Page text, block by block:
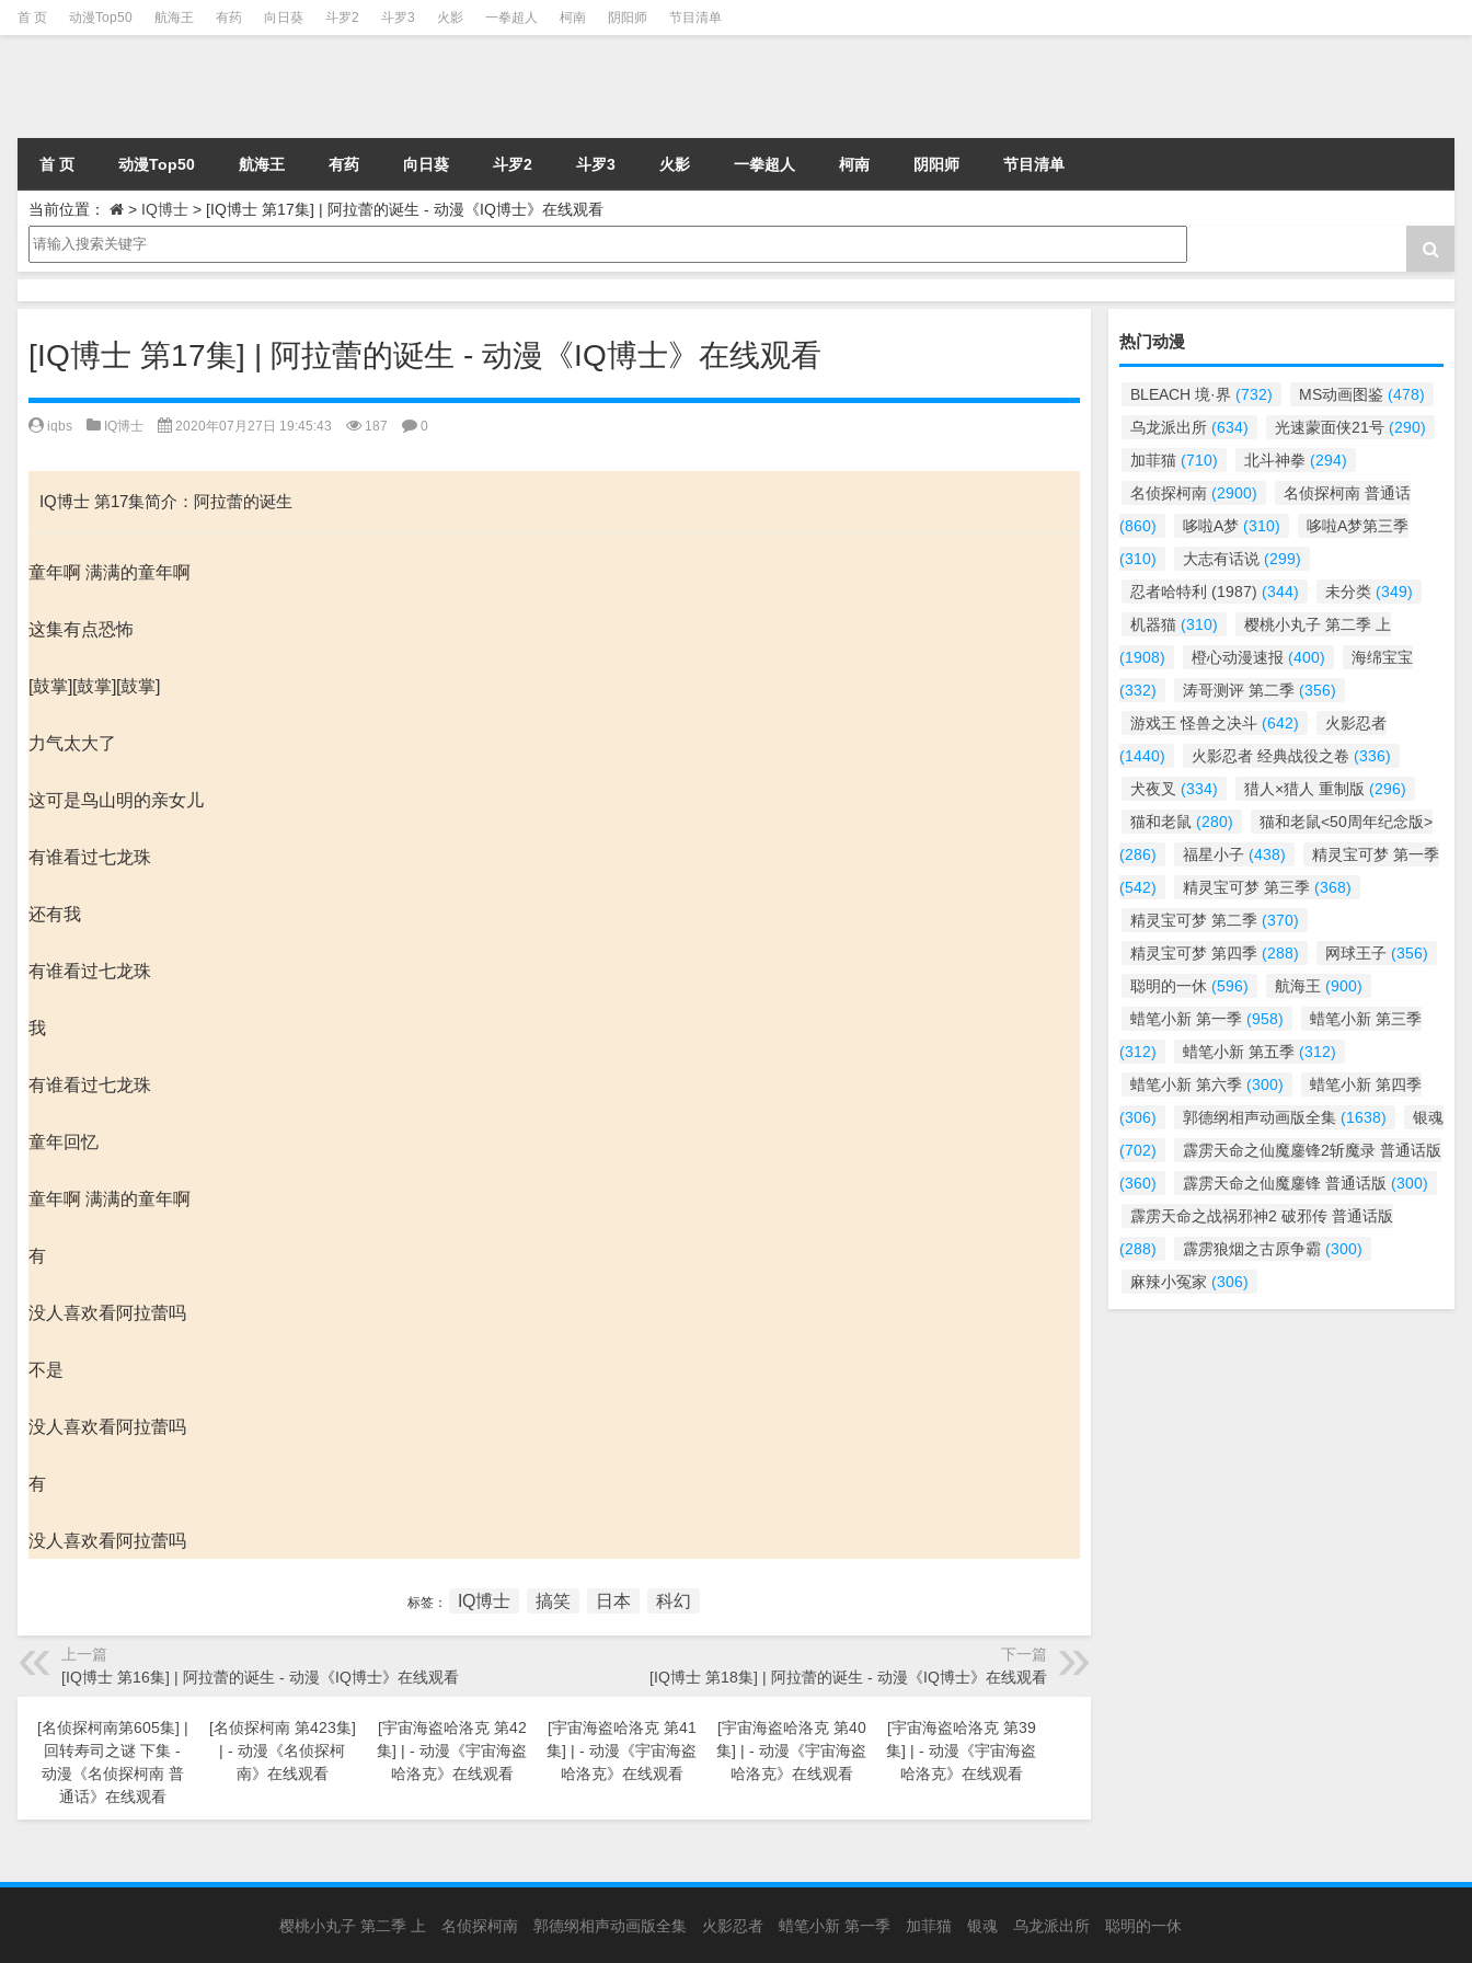
首 页 动漫Top50 航海王 有药 向日葵 斗罗2 斗罗3 火影 一拳超人 柯南 阴阳师 节目清单
首 页 动漫Top50 航海王 有药 向日葵 斗罗2 斗罗3 火影 一拳超人 柯南 阴阳师 节目清单
当前位置： > IQ博士 > [IQ博士 第17集] | 阿拉蕾的诞生 - 动漫《IQ博士》在线观看
[IQ博士 第17集] | 阿拉蕾的诞生 - 动漫《IQ博士》在线观看
iqbs IQ博士 2020年07月27日 19:45:43 187 0
IQ博士 第17集简介：阿拉蕾的诞生
童年啊 满满的童年啊
这集有点恐怖
[鼓掌][鼓掌][鼓掌]
力气太大了
这可是鸟山明的亲女儿
有谁看过七龙珠
还有我
有谁看过七龙珠
我
有谁看过七龙珠
童年回忆
童年啊 满满的童年啊
有
没人喜欢看阿拉蕾吗
不是
没人喜欢看阿拉蕾吗
有
没人喜欢看阿拉蕾吗
标签： IQ博士 搞笑 日本 科幻
上一篇
[IQ博士 第16集] | 阿拉蕾的诞生 - 动漫《IQ博士》在线观看
下一篇
[IQ博士 第18集] | 阿拉蕾的诞生 - 动漫《IQ博士》在线观看
[名侦探柯南第605集] |
回转寿司之谜 下集 -
动漫《名侦探柯南 普
通话》在线观看
[名侦探柯南 第423集]
| - 动漫《名侦探柯
南》在线观看
[宇宙海盗哈洛克 第42
集] | - 动漫《宇宙海盗
哈洛克》在线观看
[宇宙海盗哈洛克 第41
集] | - 动漫《宇宙海盗
哈洛克》在线观看
[宇宙海盗哈洛克 第40
集] | - 动漫《宇宙海盗
哈洛克》在线观看
[宇宙海盗哈洛克 第39
集] | - 动漫《宇宙海盗
哈洛克》在线观看
热门动漫
BLEACH 境·界 (732) MS动画图鉴 (478)
乌龙派出所 (634) 光速蒙面侠21号 (290)
加菲猫 (710) 北斗神拳 (294)
名侦探柯南 (2900)
名侦探柯南 普通话
(860)
哆啦A梦 (310)
哆啦A梦第三季
(310)
大志有话说 (299)
忍者哈特利 (1987) (344) 未分类 (349)
机器猫 (310)
樱桃小丸子 第二季 上
(1908)
橙心动漫速报 (400)
海绵宝宝
(332)
涛哥测评 第二季 (356)
游戏王 怪兽之决斗 (642)
火影忍者
(1440)
火影忍者 经典战役之卷 (336)
犬夜叉 (334) 猎人×猎人 重制版 (296)
猫和老鼠 (280)
猫和老鼠<50周年纪念版>
(286)
福星小子 (438)
精灵宝可梦 第一季
(542)
精灵宝可梦 第三季 (368)
精灵宝可梦 第二季 (370)
精灵宝可梦 第四季 (288) 网球王子 (356)
聪明的一休 (596) 航海王 (900)
蜡笔小新 第一季 (958)
蜡笔小新 第三季
(312)
蜡笔小新 第五季 (312)
蜡笔小新 第六季 (300)
蜡笔小新 第四季
(306)
郭德纲相声动画版全集 (1638)
银魂
(702)
霹雳天命之仙魔鏖锋2斩魔录 普通话版
(360)
霹雳天命之仙魔鏖锋 普通话版 (300)
霹雳天命之战祸邪神2 破邪传 普通话版
(288)
霹雳狼烟之古原争霸 (300)
麻辣小冤家 (306)
樱桃小丸子 第二季 上 名侦探柯南 郭德纲相声动画版全集 火影忍者 蜡笔小新 第一季 加菲猫 银魂 乌龙派出所 聪明的一休